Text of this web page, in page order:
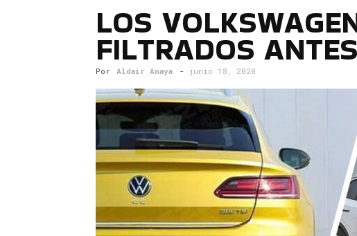
LOS
FILTRADOS
Por Aldair Anaya - junio 18, 2020